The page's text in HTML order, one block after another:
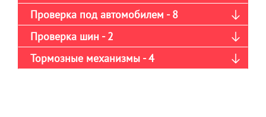
Проверка под автомобилем - 8
Проверка шин - 2
Тормозные механизмы - 4